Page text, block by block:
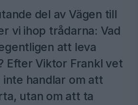
del av Vägen till
vi ihop trådarna: Vad
att leva
Efter Viktor Frankl vet
inte handlar om att
utan om att ta